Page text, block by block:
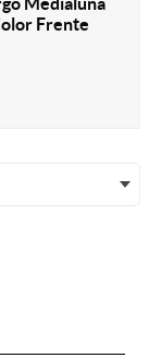
Frente